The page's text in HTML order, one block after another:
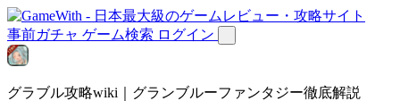
事前ガチャ ゲーム検索 ログイン
グラブル攻略wiki｜グランブルーファンタジー徹底解説